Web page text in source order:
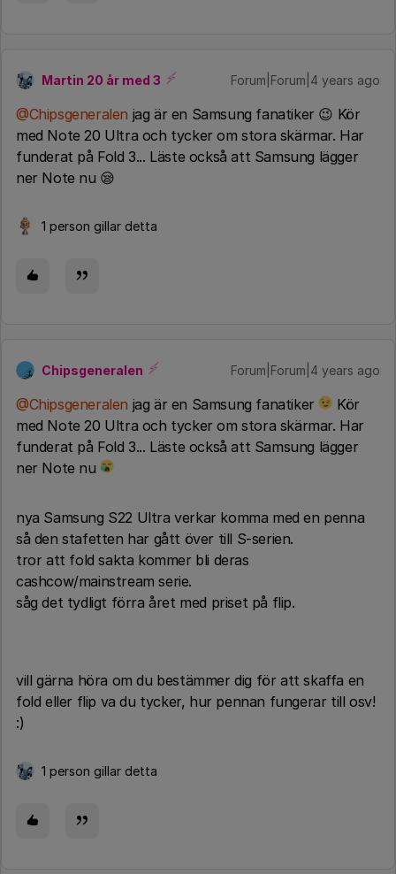
Martin 20 år med 3 Forum|Forum|4 years ago
@Chipsgeneralen jag är en Samsung fanatiker 😉 Kör
med Note 20 Ultra och tycker om stora skärmar. Har
funderat på Fold 3... Läste också att Samsung lägger
ner Note nu 😪
1 person gillar detta
Chipsgeneralen Forum|Forum|4 years ago
@Chipsgeneralen jag är en Samsung fanatiker
Kör
med Note 20 Ultra och tycker om stora skärmar. Har
funderat på Fold 3... Läste också att Samsung lägger
ner Note nu
nya Samsung S22 Ultra verkar komma med en penna
så den stafetten har gått över till S-serien.
tror att fold sakta kommer bli deras
cashcow/mainstream serie.
såg det tydligt förra året med priset på flip.
vill gärna höra om du bestämmer dig för att skaffa en
fold eller flip va du tycker, hur pennan fungerar till osv!
:)
1 person gillar detta